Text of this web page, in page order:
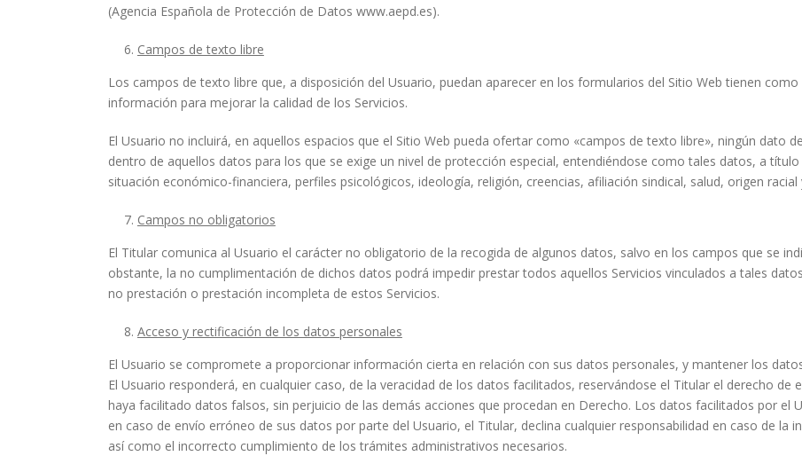
(Agencia Española de Protección de Datos www.aepd.es).
Campos de texto libre
Los campos de texto libre que, a disposición del Usuario, puedan aparecer en los formularios del Sitio Web tienen
información para mejorar la calidad de los Servicios.
El Usuario no incluirá, en aquellos espacios que el Sitio Web pueda ofertar como «campos de texto libre», ningún dato
dentro de aquellos datos para los que se exige un nivel de protección especial, entendiéndose como tales datos, a
situación económico-financiera, perfiles psicológicos, ideología, religión, creencias, afiliación sindical, salud, origen racial
Campos no obligatorios
El Titular comunica al Usuario el carácter no obligatorio de la recogida de algunos datos, salvo en los campos que se
obstante, la no cumplimentación de dichos datos podrá impedir prestar todos aquellos Servicios vinculados a tales
no prestación o prestación incompleta de estos Servicios.
Acceso y rectificación de los datos personales
El Usuario se compromete a proporcionar información cierta en relación con sus datos personales, y mantener los
El Usuario responderá, en cualquier caso, de la veracidad de los datos facilitados, reservándose el Titular el derecho de
haya facilitado datos falsos, sin perjuicio de las demás acciones que procedan en Derecho. Los datos facilitados por el
en caso de envío erróneo de sus datos por parte del Usuario, el Titular, declina cualquier responsabilidad en caso de la
así como el incorrecto cumplimiento de los trámites administrativos necesarios.